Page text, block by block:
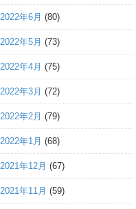
2022年6月 (80)
2022年5月 (73)
2022年4月 (75)
2022年3月 (72)
2022年2月 (79)
2022年1月 (68)
2021年12月 (67)
2021年11月 (59)